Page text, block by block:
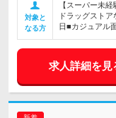
対象と
なる方
【スーパー未
ドラッグスト
日■カジュアル
求人詳細を見